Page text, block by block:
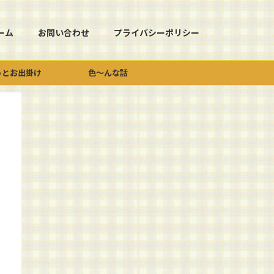
ム お問い合わせ プライバシーポリシー
お出掛け 色～んな話